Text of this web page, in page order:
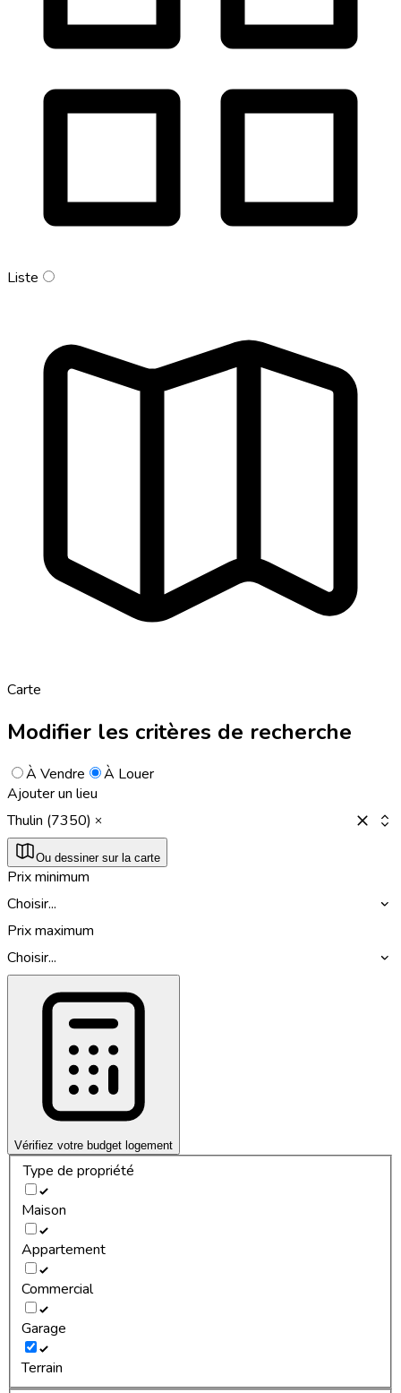
Liste
Carte
Modifier les critères de recherche
À Vendre
À Louer
Ajouter un lieu
Thulin (7350)
Ou dessiner sur la carte
Prix minimum
Choisir...
Prix maximum
Choisir...
Vérifiez votre budget logement
Type de propriété
Maison
Appartement
Commercial
Garage
Terrain